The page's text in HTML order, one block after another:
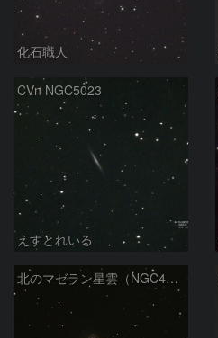
化石職人
CVn NGC5023
えすとれいる
北のマゼラン星雲（NGC4440)